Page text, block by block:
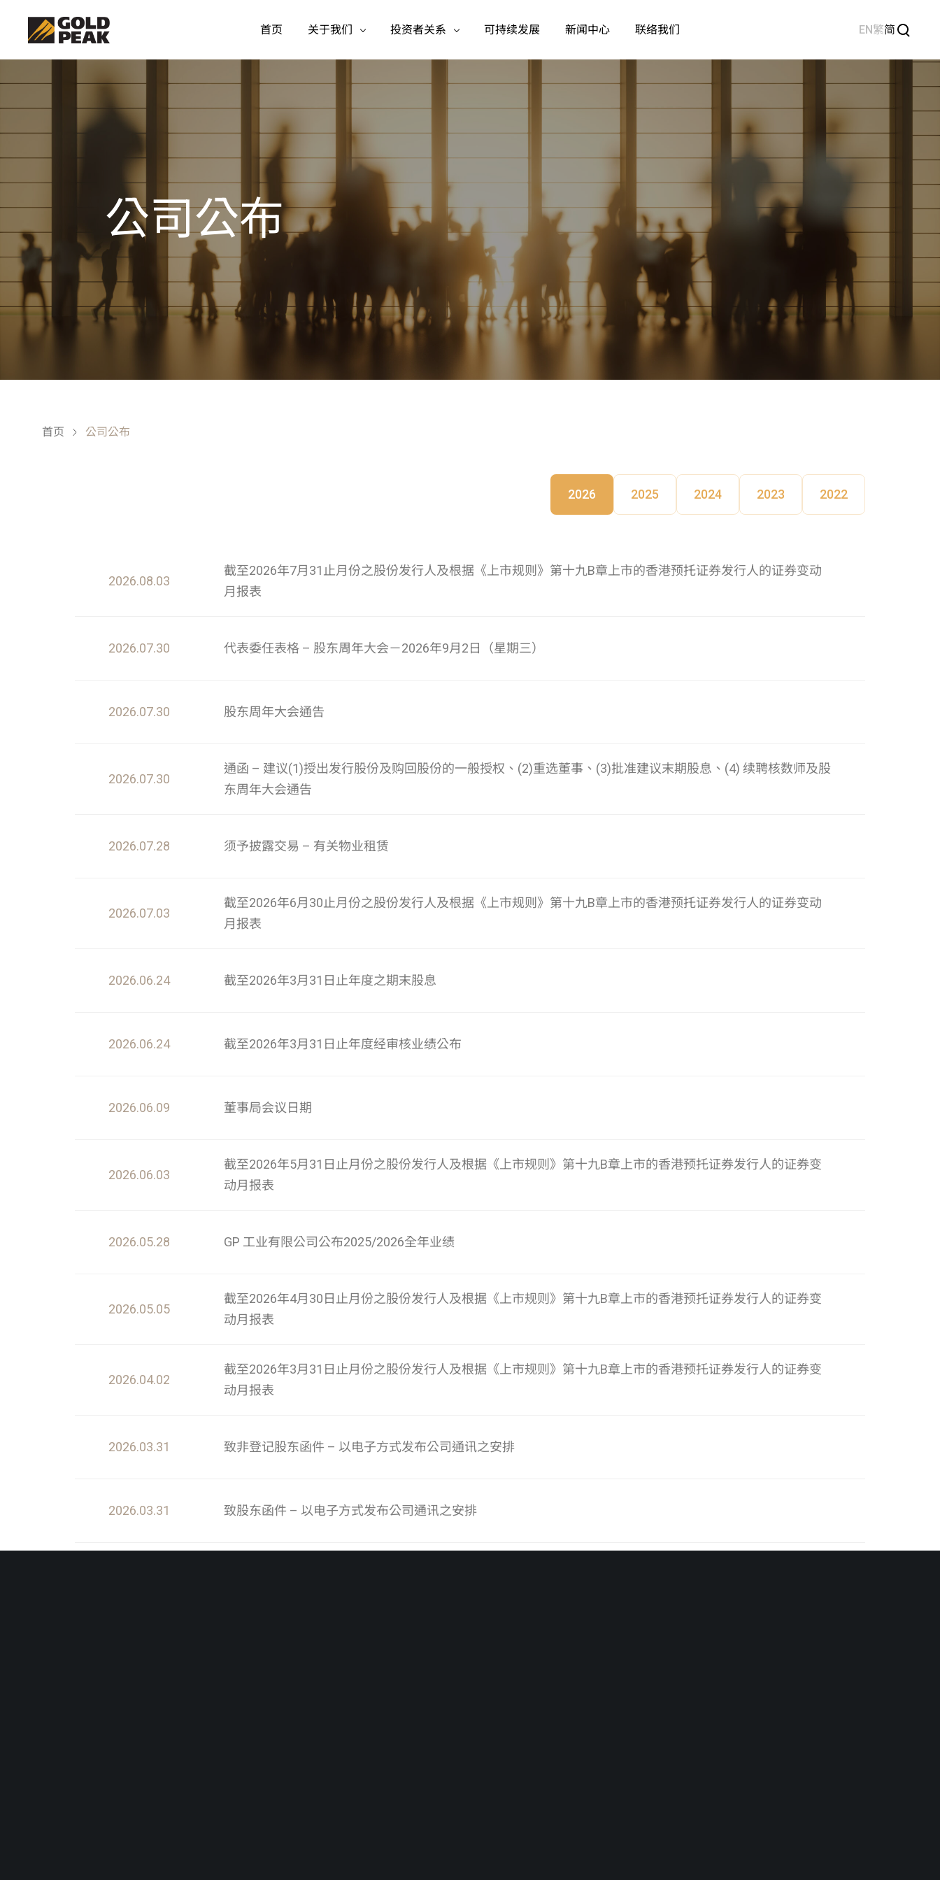
首页 关于我们 投资者关系 可持续发展 新闻中心 联络我们 EN繁简
公司公布
首页 公司公布
2026 2025 2024 2023 2022
2026.08.03
截至2026年7月31止月份之股份发行人及根据《上市规则》第十九B章上市的香港预托证券发行人的证券变动
月报表
2026.07.30 代表委任表格 – 股东周年大会－2026年9月2日（星期三）
2026.07.30 股东周年大会通告
2026.07.30
通函 – 建议(1)授出发行股份及购回股份的一般授权、(2)重选董事、(3)批准建议末期股息、(4) 续聘核数师及股
东周年大会通告
2026.07.28 须予披露交易 – 有关物业租赁
2026.07.03
截至2026年6月30止月份之股份发行人及根据《上市规则》第十九B章上市的香港预托证券发行人的证券变动
月报表
2026.06.24 截至2026年3月31日止年度之期末股息
2026.06.24 截至2026年3月31日止年度经审核业绩公布
2026.06.09 董事局会议日期
2026.06.03
截至2026年5月31日止月份之股份发行人及根据《上市规则》第十九B章上市的香港预托证券发行人的证券变
动月报表
2026.05.28 GP 工业有限公司公布2025/2026全年业绩
2026.05.05
截至2026年4月30日止月份之股份发行人及根据《上市规则》第十九B章上市的香港预托证券发行人的证券变
动月报表
2026.04.02
截至2026年3月31日止月份之股份发行人及根据《上市规则》第十九B章上市的香港预托证券发行人的证券变
动月报表
2026.03.31 致非登记股东函件 – 以电子方式发布公司通讯之安排
2026.03.31 致股东函件 – 以电子方式发布公司通讯之安排